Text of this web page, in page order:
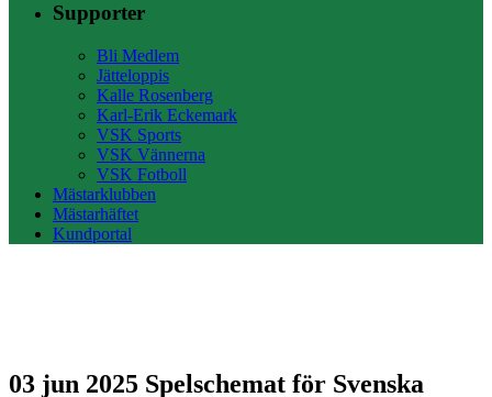
Supporter
Bli Medlem
Jätteloppis
Kalle Rosenberg
Karl-Erik Eckemark
VSK Sports
VSK Vännerna
VSK Fotboll
Mästarklubben
Mästarhäftet
Kundportal
03 jun 2025 Spelschemat för Svenska